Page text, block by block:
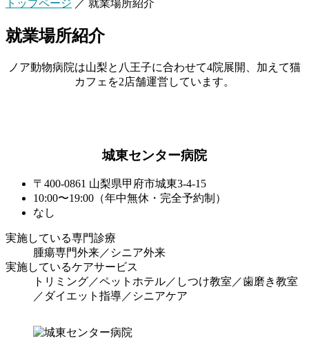
トップページ ／ 就業場所紹介
就業場所紹介
ノア動物病院は山梨と八王子に合わせて4院展開、加えて猫
カフェを2店舗運営しています。
城東センター病院
〒400-0861 山梨県甲府市城東3-4-15
10:00〜19:00（年中無休・完全予約制）
なし
実施している専門診療
腫瘍専門外来／シニア外来
実施しているケアサービス
トリミング／ペットホテル／しつけ教室／歯磨き教室
／ダイエット指導／シニアケア